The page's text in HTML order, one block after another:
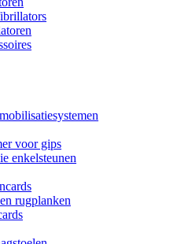
voor gips
enkelsteunen
rugplanken